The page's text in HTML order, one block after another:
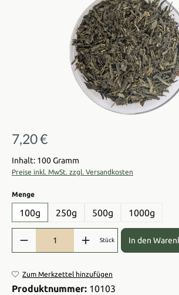
Regulärer Preis:
7,20 €
Inhalt: 100 Gramm
Preise inkl. MwSt. zzgl. Versandkosten
Mengeauswählen
100g 250g 500g 1000g
Produkt Anzahl: Gib den gewünschten
Stück In den
Zum Merkzettel hinzufügen
Produktnummer: 10103